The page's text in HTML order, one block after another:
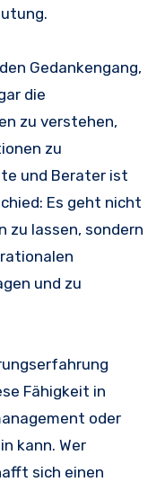
Gedankengang,
die
zu verstehen,
zu
und Berater ist
Es geht nicht
zu lassen, sondern
und zu
Fähigkeit in
oder
kann. Wer
sich einen